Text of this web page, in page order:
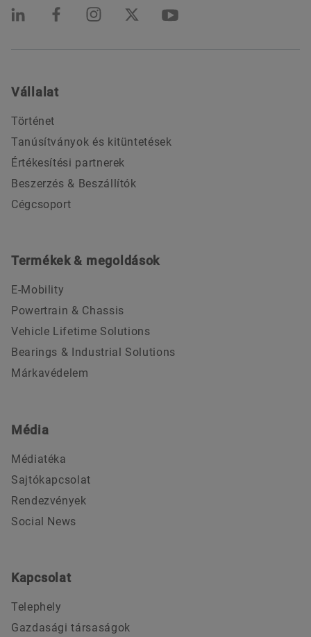
Vállalat
Történet
Tanúsítványok és kitüntetések
Értékesítési partnerek
Beszerzés & Beszállítók
Cégcsoport
Termékek & megoldások
E-Mobility
Powertrain & Chassis
Vehicle Lifetime Solutions
Bearings & Industrial Solutions
Márkavédelem
Média
Médiatéka
Sajtókapcsolat
Rendezvények
Social News
Kapcsolat
Telephely
Gazdasági társaságok